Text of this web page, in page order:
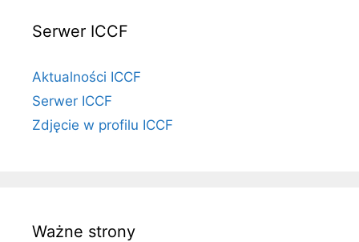
Serwer ICCF
Aktualności ICCF
Serwer ICCF
Zdjęcie w profilu ICCF
Ważne strony